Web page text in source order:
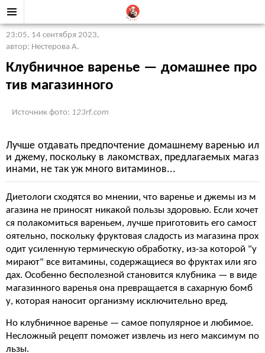
23:05, 14 сентября 2023,
автор: Нестерова А.
Клубничное варенье — домашнее про
тив магазинного
Источник фото: 123rf.com
Лучше отдавать предпочтение домашнему варенью ил
и джему, поскольку в лакомствах, предлагаемых магаз
инами, не так уж много витаминов...
Диетологи сходятся во мнении, что варенье и джемы из м
агазина не приносят никакой пользы здоровью. Если хочет
ся полакомиться вареньем, лучше приготовить его самост
оятельно, поскольку фруктовая сладость из магазина прох
одит усиленную термическую обработку, из-за которой "у
мирают" все витамины, содержащиеся во фруктах или яго
дах. Особенно бесполезной становится клубника — в виде
магазинного варенья она превращается в сахарную бомб
у, которая наносит организму исключительно вред.
Но клубничное варенье — самое популярное и любимое.
Несложный рецепт поможет извлечь из него максимум по
льзы.